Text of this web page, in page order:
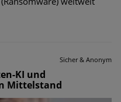
Sicher & Anonym
KI und
Mittelstand